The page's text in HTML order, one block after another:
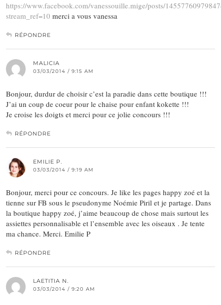
https://www.facebook.com/vanessouille.mige/posts/
stream_ref=10 merci a vous vanessa
RÉPONDRE
MALICIA
03/03/2014 / 9:15 AM
Bonjour, durdur de choisir c’est la paradie dans cette boutique !!!
J’ai un coup de coeur pour le chaise pour enfant kokette !!!
Je croise les doigts et merci pour ce jolie concours !!!
RÉPONDRE
EMILIE P.
03/03/2014 / 9:19 AM
Bonjour, merci pour ce concours. Je like les pages happy zoé et la
tienne sur FB sous le pseudonyme Noémie Piril et je partage. Dans
la boutique happy zoé, j’aime beaucoup de chose mais surtout les
assiettes personnalisable et l’ensemble avec les oiseaux . Je tente
ma chance. Merci. Emilie P
RÉPONDRE
LAETITIA N.
03/03/2014 / 9:20 AM